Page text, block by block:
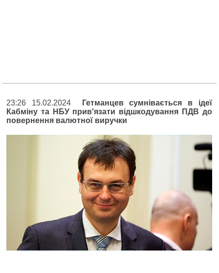
23:26 15.02.2024
Гетманцев сумнівається в ідеї
Кабміну та НБУ прив'язати відшкодування ПДВ до
повернення валютної виручки